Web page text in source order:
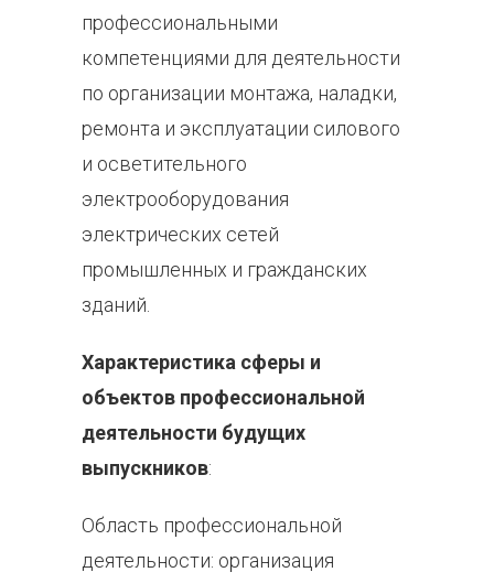
профессиональными
компетенциями для деятельности
по организации монтажа, наладки,
ремонта и эксплуатации силового
и осветительного
электрооборудования
электрических сетей
промышленных и гражданских
зданий.
Характеристика сферы и
объектов профессиональной
деятельности будущих
выпускников:
Область профессиональной
деятельности: организация